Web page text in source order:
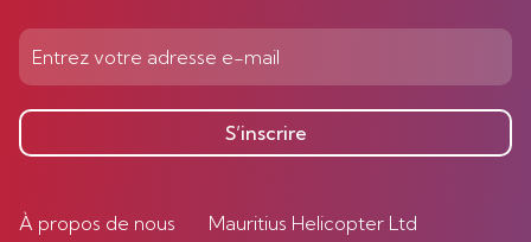
S’inscrire
À propos de nous
Mauritius Helicopter Ltd